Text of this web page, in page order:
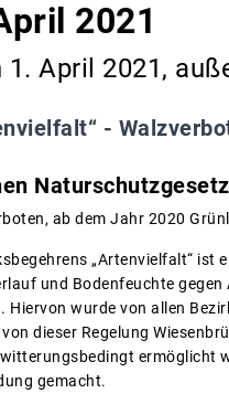
2021
April 2021,
-
ab dem Jahr 2020
„Artenvielfalt“ ist
und Bodenfeuchte
wurde von allen
dieser Regelung
ermöglicht
gemacht.